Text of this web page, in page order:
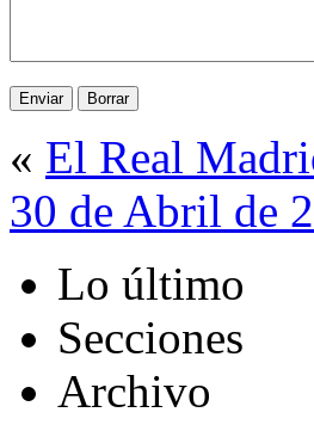
« El Real
30 de Abril de
Lo último
Secciones
Archivo